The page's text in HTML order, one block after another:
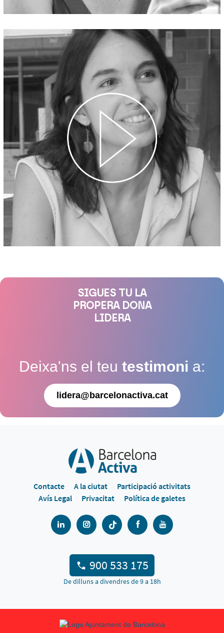
SIGUES TU LA
PROPERA DONA
LIDERA
Deixa'ns el teu testimoni a:
lidera@barcelonactiva.cat
Contacte A la ciutat
Participació activitats
Avís Legal
Privacitat Política de galetes
900 533 175
De dilluns a divendres de 9 a 18h